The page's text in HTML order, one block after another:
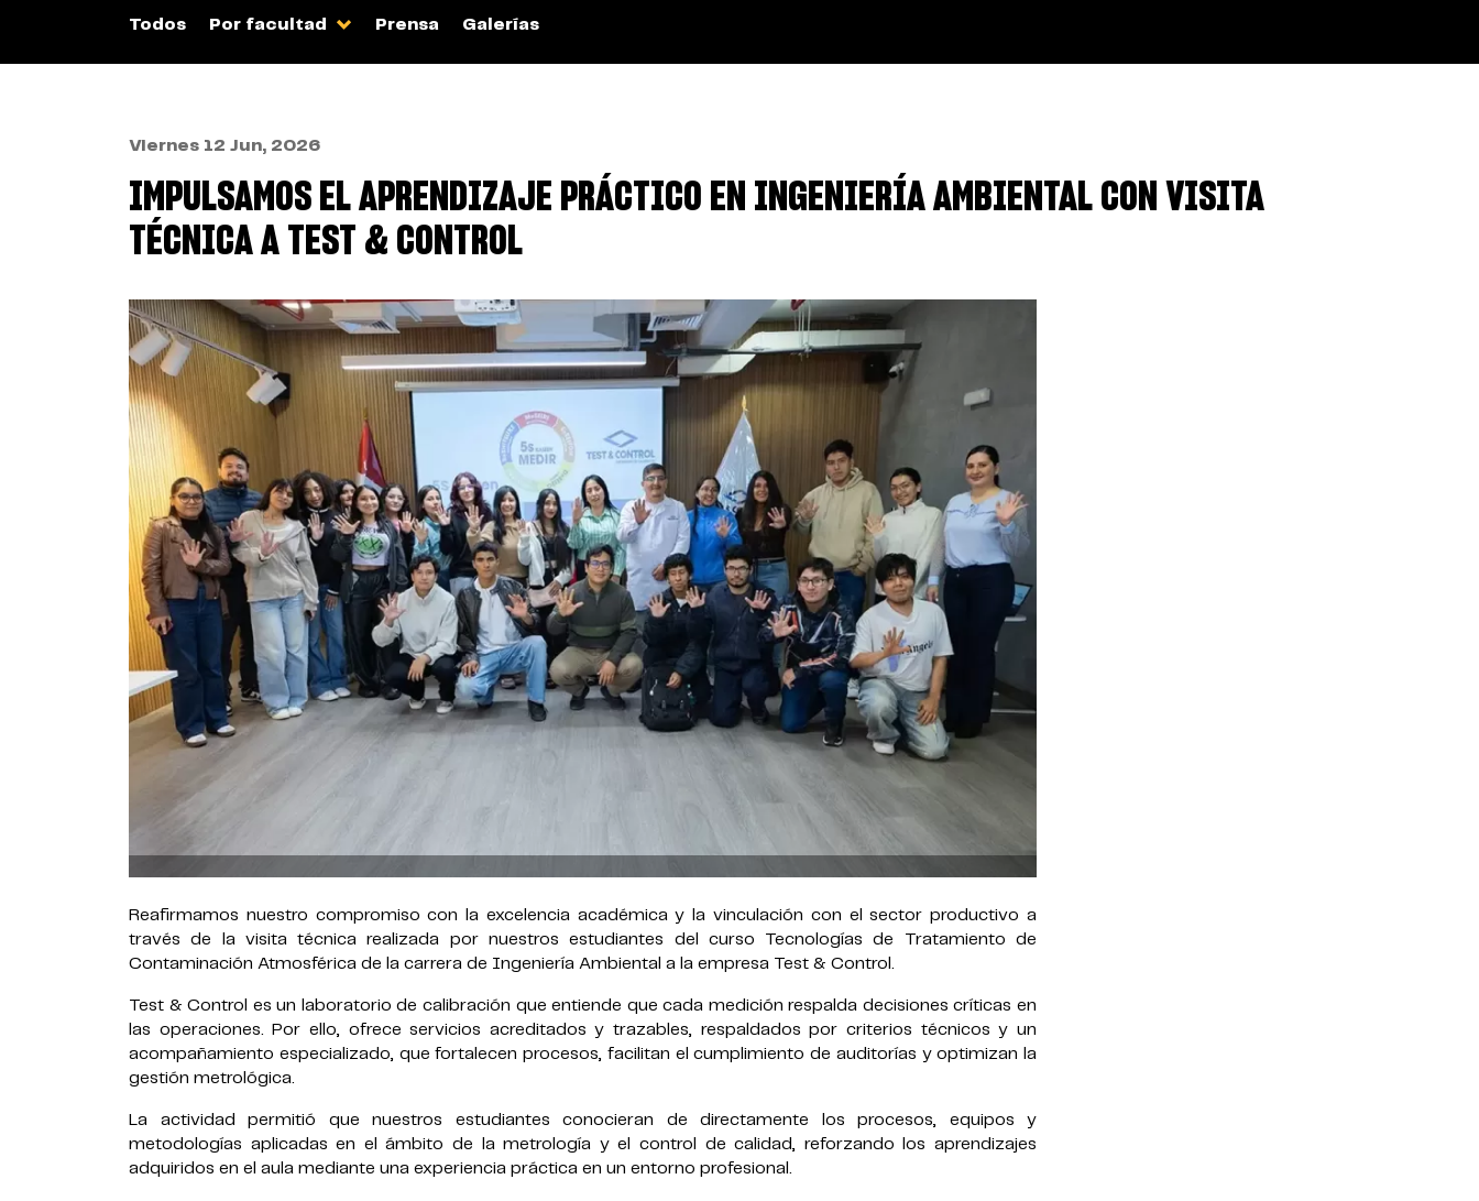
Todos Por facultad Prensa Galerías
Viernes 12 Jun, 2026
IMPULSAMOS EL APRENDIZAJE PRÁCTICO EN INGENIERÍA AMBIENTAL CON VISITA
TÉCNICA A TEST & CONTROL
Reafirmamos nuestro compromiso con la excelencia académica y la vinculación con el sector productivo a
través de la visita técnica realizada por nuestros estudiantes del curso Tecnologías de Tratamiento de
Contaminación Atmosférica de la carrera de Ingeniería Ambiental a la empresa Test & Control.
Test & Control es un laboratorio de calibración que entiende que cada medición respalda decisiones críticas en
las operaciones. Por ello, ofrece servicios acreditados y trazables, respaldados por criterios técnicos y un
acompañamiento especializado, que fortalecen procesos, facilitan el cumplimiento de auditorías y optimizan la
gestión metrológica.
La actividad permitió que nuestros estudiantes conocieran de directamente los procesos, equipos y
metodologías aplicadas en el ámbito de la metrología y el control de calidad, reforzando los aprendizajes
adquiridos en el aula mediante una experiencia práctica en un entorno profesional.